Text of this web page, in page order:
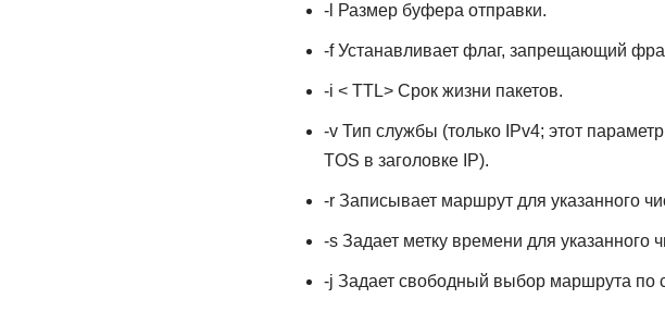
-l Размер буфера отправки.
-f Устанавливает флаг, запрещающий
-i < TTL> Срок жизни пакетов.
-v Тип службы (только IPv4; этот
TOS в заголовке IP).
-r Записывает маршрут для указанного
-s Задает метку времени для указанного
-j Задает свободный выбор маршрута по